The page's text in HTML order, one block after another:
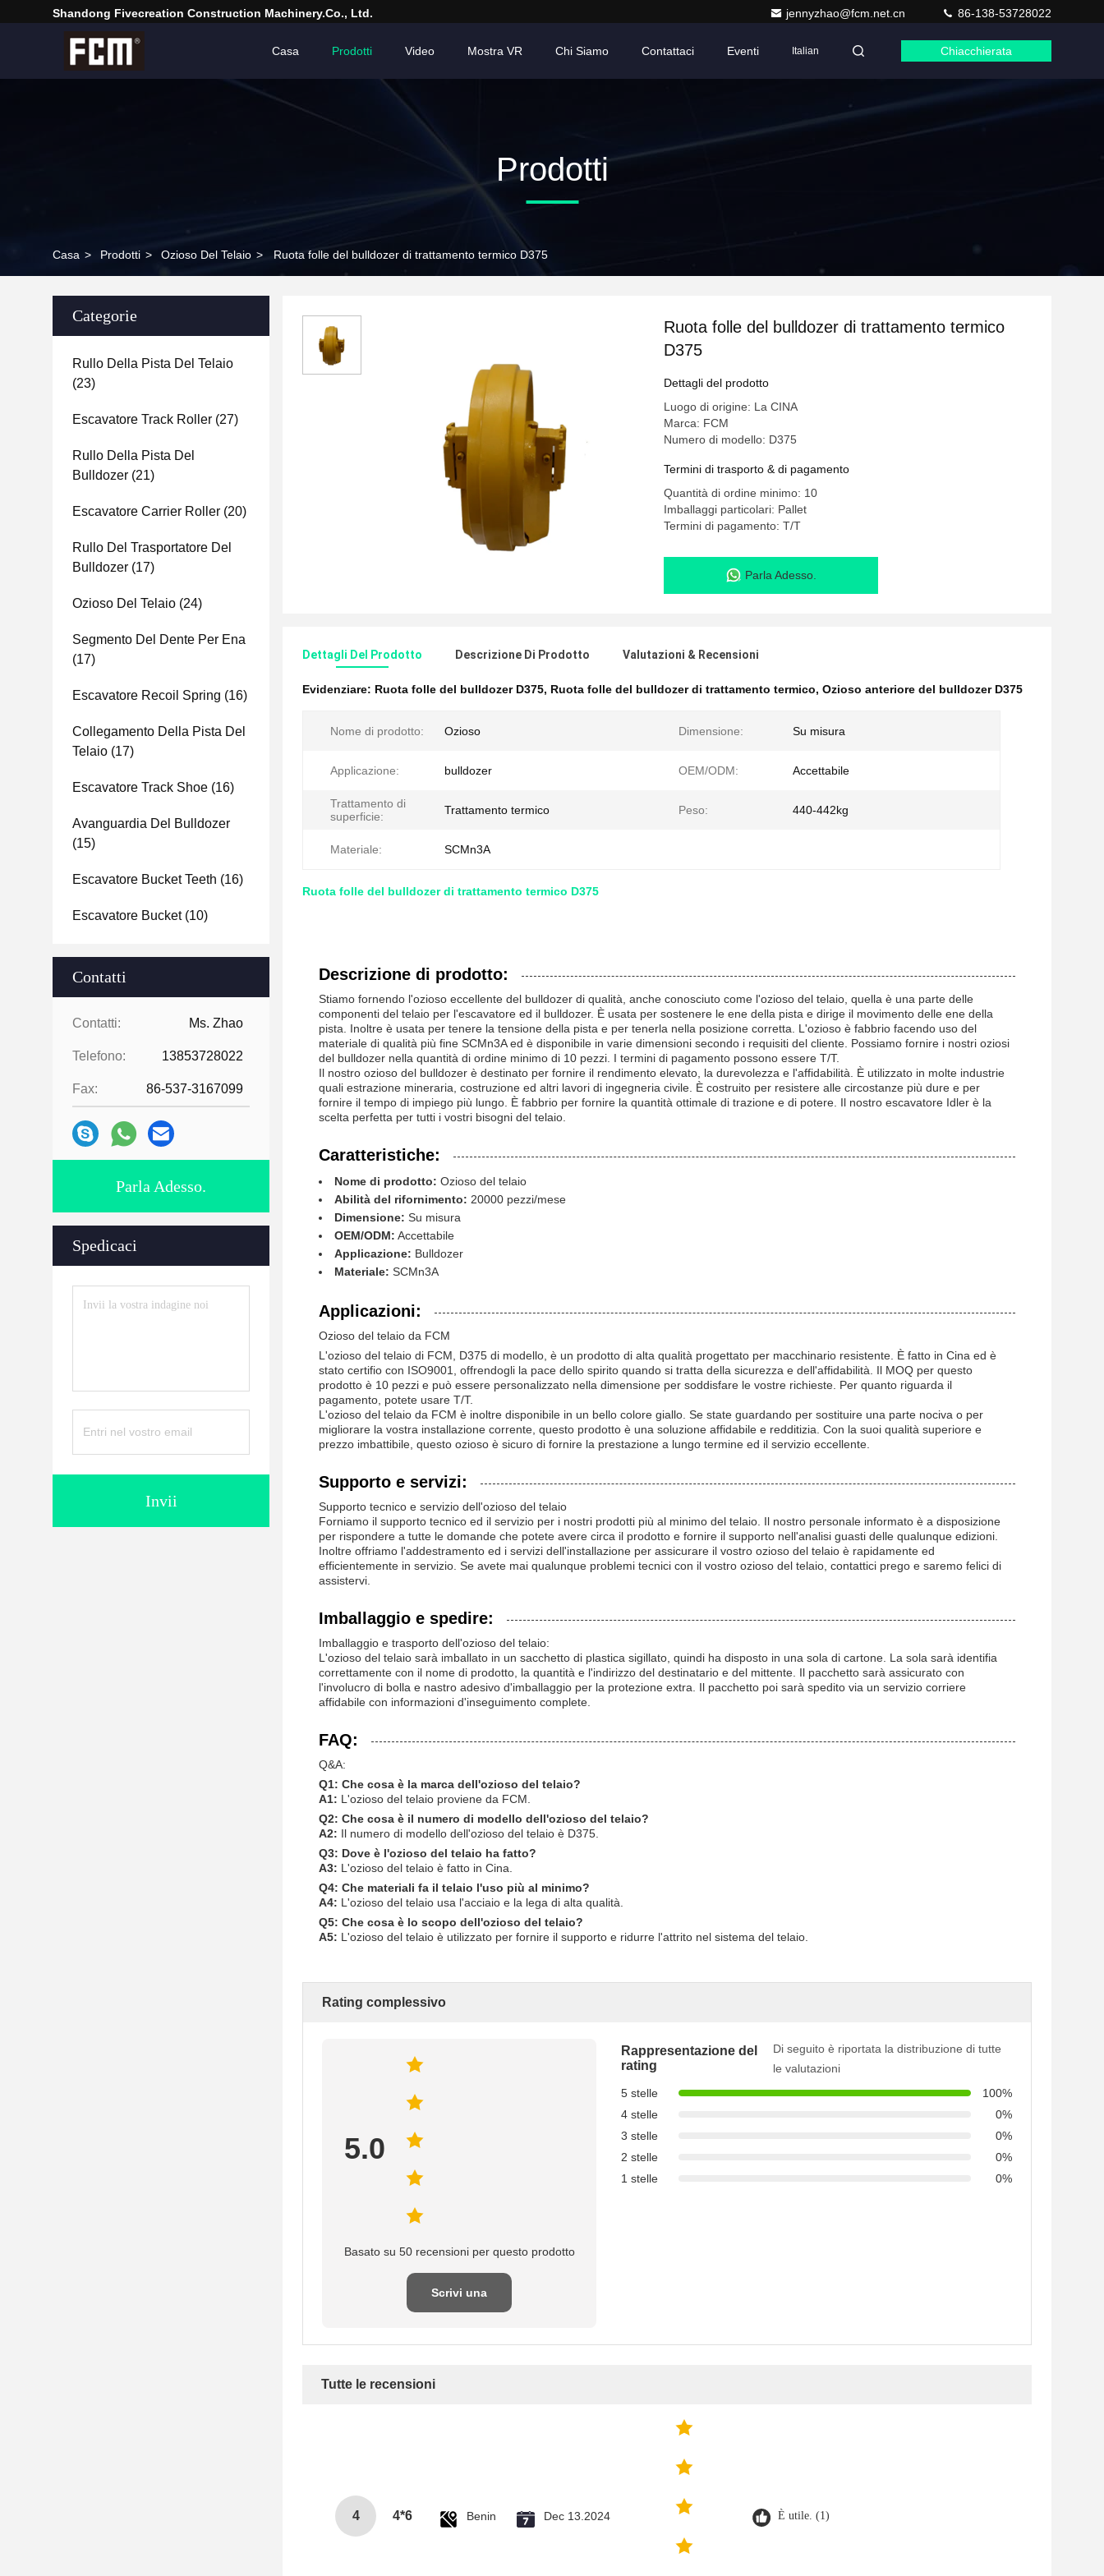
Shandong Fivecreation Construction Machinery.Co., Ltd. jennyzhao@fcm.net.cn 86-138-53728022
Casa Prodotti Video Mostra VR Chi Siamo Contattaci Eventi Italian Chiacchierata
Prodotti
Casa > Prodotti > Ozioso Del Telaio > Ruota folle del bulldozer di trattamento termico D375
Categorie
Rullo Della Pista Del Telaio
(23)
Escavatore Track Roller (27)
Rullo Della Pista Del
Bulldozer (21)
Escavatore Carrier Roller (20)
Rullo Del Trasportatore Del
Bulldozer (17)
Ozioso Del Telaio (24)
Segmento Del Dente Per Ena
(17)
Escavatore Recoil Spring (16)
Collegamento Della Pista Del
Telaio (17)
Escavatore Track Shoe (16)
Avanguardia Del Bulldozer
(15)
Escavatore Bucket Teeth (16)
Escavatore Bucket(10)
Contatti
Contatti: Ms. Zhao
Telefono: 13853728022
Fax: 86-537-3167099
Parla Adesso.
Spedicaci
Invii
Ruota folle del bulldozer di trattamento termico
D375
Dettagli del prodotto
Luogo di origine: La CINA
Marca: FCM
Numero di modello: D375
Termini di trasporto & di pagamento
Quantità di ordine minimo: 10
Imballaggi particolari: Pallet
Termini di pagamento: T/T
Parla Adesso.
Dettagli Del Prodotto Descrizione Di Prodotto Valutazioni & Recensioni
Evidenziare: Ruota folle del bulldozer D375, Ruota folle del bulldozer di trattamento termico, Ozioso anteriore del bulldozer D375
Nome di prodotto: Ozioso Dimensione: Su misura
Applicazione: bulldozer OEM/ODM: Accettabile
Trattamento di
superficie:
Trattamento termico Peso: 440-442kg
Materiale: SCMn3A
Ruota folle del bulldozer di trattamento termico D375
Descrizione di prodotto:
Stiamo fornendo l'ozioso eccellente del bulldozer di qualità, anche conosciuto come l'ozioso del telaio, quella è una parte delle
componenti del telaio per l'escavatore ed il bulldozer. È usata per sostenere le ene della pista e dirige il movimento delle ene della
pista. Inoltre è usata per tenere la tensione della pista e per tenerla nella posizione corretta. L'ozioso è fabbrio facendo uso del
materiale di qualità più fine SCMn3A ed è disponibile in varie dimensioni secondo i requisiti del cliente. Possiamo fornire i nostri oziosi
del bulldozer nella quantità di ordine minimo di 10 pezzi. I termini di pagamento possono essere T/T.
Il nostro ozioso del bulldozer è destinato per fornire il rendimento elevato, la durevolezza e l'affidabilità. È utilizzato in molte industrie
quali estrazione mineraria, costruzione ed altri lavori di ingegneria civile. È costruito per resistere alle circostanze più dure e per
fornire il tempo di impiego più lungo. È fabbrio per fornire la quantità ottimale di trazione e di potere. Il nostro escavatore Idler è la
scelta perfetta per tutti i vostri bisogni del telaio.
Caratteristiche:
Nome di prodotto: Ozioso del telaio
Abilità del rifornimento: 20000 pezzi/mese
Dimensione: Su misura
OEM/ODM: Accettabile
Applicazione: Bulldozer
Materiale: SCMn3A
Applicazioni:
Ozioso del telaio da FCM
L'ozioso del telaio di FCM, D375 di modello, è un prodotto di alta qualità progettato per macchinario resistente. È fatto in Cina ed è
stato certifio con ISO9001, offrendogli la pace dello spirito quando si tratta della sicurezza e dell'affidabilità. Il MOQ per questo
prodotto è 10 pezzi e può essere personalizzato nella dimensione per soddisfare le vostre richieste. Per quanto riguarda il
pagamento, potete usare T/T.
L'ozioso del telaio da FCM è inoltre disponibile in un bello colore giallo. Se state guardando per sostituire una parte nociva o per
migliorare la vostra installazione corrente, questo prodotto è una soluzione affidabile e redditizia. Con la suoi qualità superiore e
prezzo imbattibile, questo ozioso è sicuro di fornire la prestazione a lungo termine ed il servizio eccellente.
Supporto e servizi:
Supporto tecnico e servizio dell'ozioso del telaio
Forniamo il supporto tecnico ed il servizio per i nostri prodotti più al minimo del telaio. Il nostro personale informato è a disposizione
per rispondere a tutte le domande che potete avere circa il prodotto e fornire il supporto nell'analisi guasti delle qualunque edizioni.
Inoltre offriamo l'addestramento ed i servizi dell'installazione per assicurare il vostro ozioso del telaio è rapidamente ed
efficientemente in servizio. Se avete mai qualunque problemi tecnici con il vostro ozioso del telaio, contattici prego e saremo felici di
assistervi.
Imballaggio e spedire:
Imballaggio e trasporto dell'ozioso del telaio:
L'ozioso del telaio sarà imballato in un sacchetto di plastica sigillato, quindi ha disposto in una sola di cartone. La sola sarà identifia
correttamente con il nome di prodotto, la quantità e l'indirizzo del destinatario e del mittente. Il pacchetto sarà assicurato con
l'involucro di bolla e nastro adesivo d'imballaggio per la protezione extra. Il pacchetto poi sarà spedito via un servizio corriere
affidabile con informazioni d'inseguimento complete.
FAQ:
Q&A:
Q1: Che cosa è la marca dell'ozioso del telaio?
A1: L'ozioso del telaio proviene da FCM.
Q2: Che cosa è il numero di modello dell'ozioso del telaio?
A2: Il numero di modello dell'ozioso del telaio è D375.
Q3: Dove è l'ozioso del telaio ha fatto?
A3: L'ozioso del telaio è fatto in Cina.
Q4: Che materiali fa il telaio l'uso più al minimo?
A4: L'ozioso del telaio usa l'acciaio e la lega di alta qualità.
Q5: Che cosa è lo scopo dell'ozioso del telaio?
A5: L'ozioso del telaio è utilizzato per fornire il supporto e ridurre l'attrito nel sistema del telaio.
Rating complessivo
5.0
Basato su 50 recensioni per questo prodotto
Scrivi una
Rappresentazione del
rating
Di seguito è riportata la distribuzione di tutte
le valutazioni
5 stelle
100%
4 stelle
0%
3 stelle
0%
2 stelle
0%
1 stelle
0%
Tutte le recensioni
4 4*6 Benin Dec 13.2024 È utile. (1)